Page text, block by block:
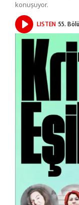
konuşuyor.
LISTEN 55.